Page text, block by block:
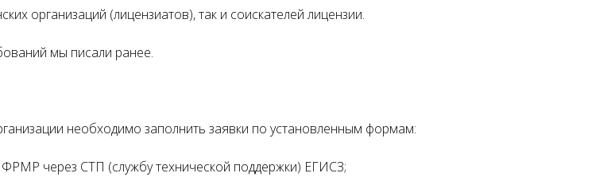
организаций (лицензиатов), так и соискателей лицензии.
мы писали ранее.
необходимо заполнить заявки по установленным формам:
через СТП (службу технической поддержки) ЕГИСЗ;